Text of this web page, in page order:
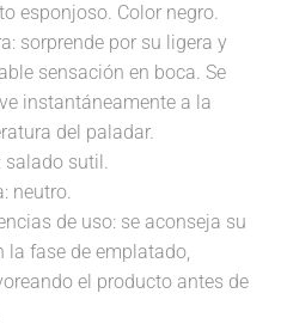
esponjoso. Color negro.
sorprende por su ligera y
sensación en boca. Se
instantáneamente a la
del paladar.
salado sutil.
neutro.
de uso: se aconseja su
la fase de emplatado,
el producto antes de